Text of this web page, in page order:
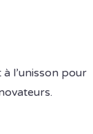
l’unisson pour